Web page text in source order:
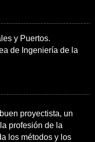
y Puertos.
de Ingeniería de la
proyectista, un
profesión de la
los métodos y los